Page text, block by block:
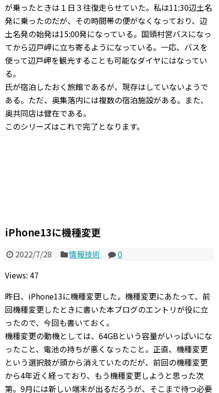
が乗ったときは１日３往復走らせていた。私は11:30辺土名
発に乗ったのだが、その時間帯の便がなくなっており、辺
土名発の始発は15:00発になっている。国頭村営バスになっ
てから辺戸岬に立ち寄るようになっている。一応、バスを
使って辺戸岬を観光することも可能なダイヤにはなってい
る。
氏が宿泊したおく旅館であるが、現存はしていないようで
ある。ただ、奥集落内には複数の宿泊施設がある。また、
奥共同店は健在である。
このシリーズはこれで完了となります。
iPhone13に機種変更
2022/7/28 情報技術
0
Views: 47
昨日、iPhone13に機種変更した。機種変更にあたって、前
回機種変更したときに書いた本ブログのエントリが役に立
ったので、今回も書いておく。
機種変更の動機としては、64GBという容量がいっぱいにな
ったこと、電池の持ちが悪くなったこと。正直、機種変更
という選択肢が頭から消えていたのだが、前回の機種変更
から4年近く経っており、もう機種変更しようと思った次
第。9月には新しい端末が出るだろうが、そこまで待つ必要